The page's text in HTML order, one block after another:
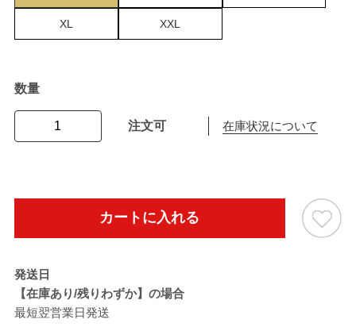
XL XXL
数量
注文可 在庫状況について
カートに入れる
発送日
【在庫あり/残りわずか】の場合
最短翌営業日発送